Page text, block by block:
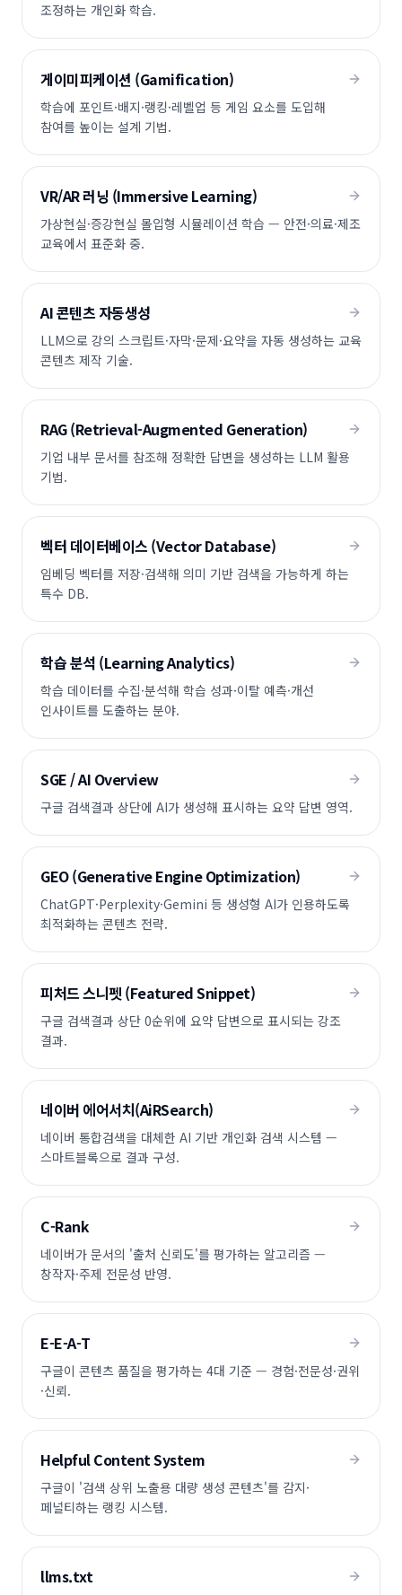
조정하는 개인화 학습.
게이미피케이션 (Gamification)
학습에 포인트·배지·랭킹·레벨업 등 게임 요소를 도입해
참여를 높이는 설계 기법.
VR/AR 러닝 (Immersive Learning)
가상현실·증강현실 몰입형 시뮬레이션 학습 — 안전·의료·제조
교육에서 표준화 중.
AI 콘텐츠 자동생성
LLM으로 강의 스크립트·자막·문제·요약을 자동 생성하는 교육
콘텐츠 제작 기술.
RAG (Retrieval-Augmented Generation)
기업 내부 문서를 참조해 정확한 답변을 생성하는 LLM 활용
기법.
벡터 데이터베이스 (Vector Database)
임베딩 벡터를 저장·검색해 의미 기반 검색을 가능하게 하는
특수 DB.
학습 분석 (Learning Analytics)
학습 데이터를 수집·분석해 학습 성과·이탈 예측·개선
인사이트를 도출하는 분야.
SGE / AI Overview
구글 검색결과 상단에 AI가 생성해 표시하는 요약 답변 영역.
GEO (Generative Engine Optimization)
ChatGPT·Perplexity·Gemini 등 생성형 AI가 인용하도록
최적화하는 콘텐츠 전략.
피처드 스니펫 (Featured Snippet)
구글 검색결과 상단 0순위에 요약 답변으로 표시되는 강조
결과.
네이버 에어서치(AiRSearch)
네이버 통합검색을 대체한 AI 기반 개인화 검색 시스템 —
스마트블록으로 결과 구성.
C-Rank
네이버가 문서의 '출처 신뢰도'를 평가하는 알고리즘 —
창작자·주제 전문성 반영.
E-E-A-T
구글이 콘텐츠 품질을 평가하는 4대 기준 — 경험·전문성·권위
·신뢰.
Helpful Content System
구글이 '검색 상위 노출용 대량 생성 콘텐츠'를 감지·
페널티하는 랭킹 시스템.
llms.txt